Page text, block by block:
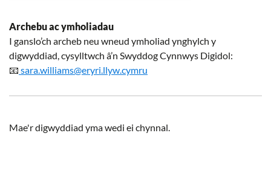
Archebu ac ymholiadau
I ganslo’ch archeb neu wneud ymholiad ynghylch y
digwyddiad, cysylltwch â’n Swyddog Cynnwys Digidol:
📧 sara.williams@eryri.llyw.cymru
Mae'r digwyddiad yma wedi ei chynnal.